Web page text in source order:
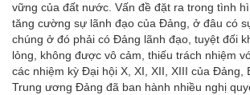
vững của đất nước. Vấn đề đặt ra trong tình
tăng cường sự lãnh đạo của Đảng, ở đâu có
chúng ở đó phải có Đảng lãnh đạo, tuyệt đối
lỏng, không được vô cảm, thiếu trách nhiệm
các nhiệm kỳ Đại hội X, XI, XII, XIII của Đảng,
Trung ương Đảng đã ban hành nhiều nghị